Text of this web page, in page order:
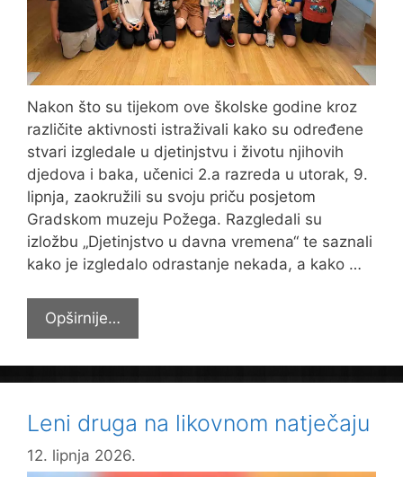
Nakon što su tijekom ove školske godine kroz
različite aktivnosti istraživali kako su određene
stvari izgledale u djetinjstvu i životu njihovih
djedova i baka, učenici 2.a razreda u utorak, 9.
lipnja, zaokružili su svoju priču posjetom
Gradskom muzeju Požega. Razgledali su
izložbu „Djetinjstvo u davna vremena“ te saznali
kako je izgledalo odrastanje nekada, a kako …
Opširnije…
kroz
djetinjstvo
nekad
danas
Leni druga na likovnom natječaju
12. lipnja 2026.